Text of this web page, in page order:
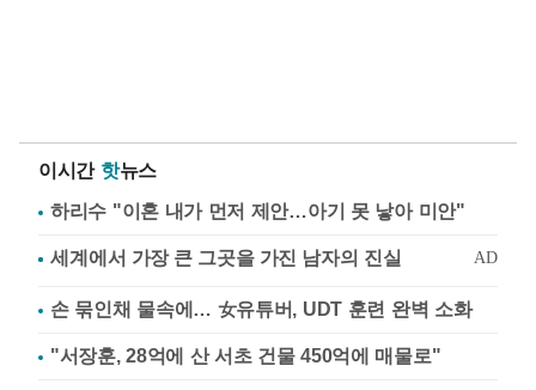
이시간 핫뉴스
하리수 "이혼 내가 먼저 제안…아기 못 낳아 미안"
손 묶인채 물속에… 女유튜버, UDT 훈련 완벽 소화
"서장훈, 28억에 산 서초 건물 450억에 매물로"